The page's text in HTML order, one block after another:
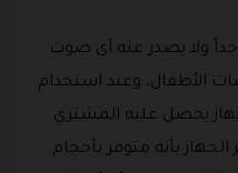
ولا يصدر عنه أي صوت
الأطفال، وعند استخدام
يحصل عليه المشتري
بأنه متوفر بأحجام